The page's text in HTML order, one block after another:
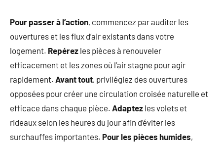
Pour passer à l’action, commencez par auditer les
ouvertures et les flux d’air existants dans votre
logement. Repérez les pièces à renouveler
efficacement et les zones où l’air stagne pour agir
rapidement. Avant tout, privilégiez des ouvertures
opposées pour créer une circulation croisée naturelle et
efficace dans chaque pièce. Adaptez les volets et
rideaux selon les heures du jour afin d’éviter les
surchauffes importantes. Pour les pièces humides,